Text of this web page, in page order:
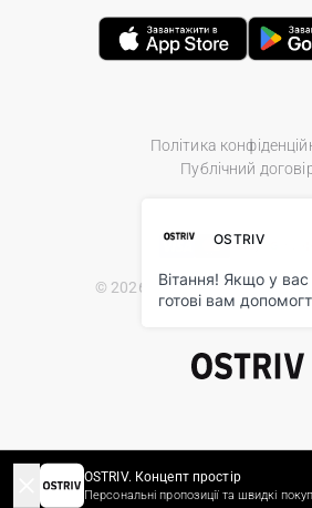
Політика
Публічний
© 2026 Ostriv.ua Store. All
OSTRIV. Концепт простір
Персональні пропозиції та швидкі